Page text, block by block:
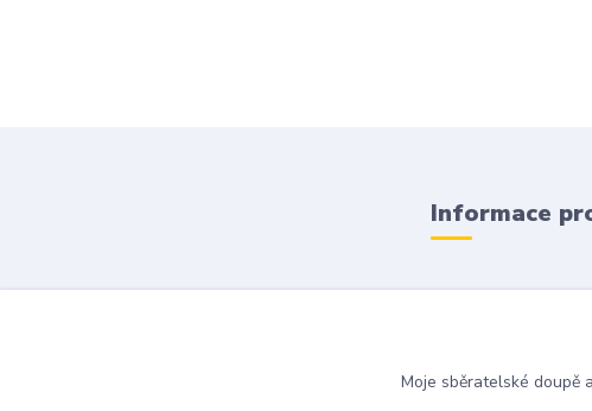
Informace
Obchodní
Kontakty
Moje sběratelské doupě